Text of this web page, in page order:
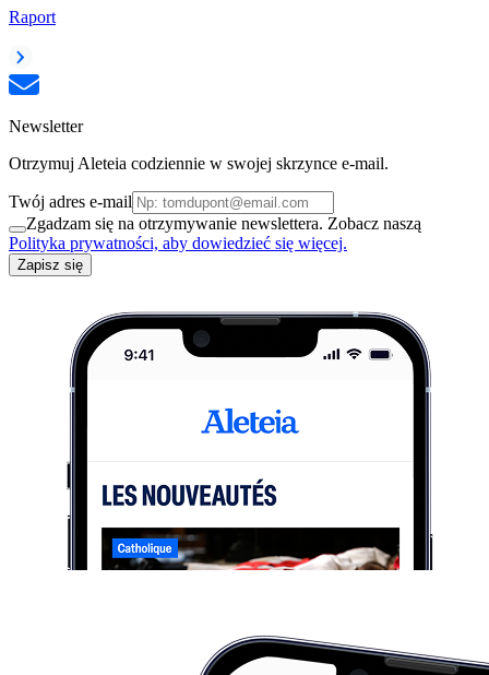
Raport
Newsletter
Otrzymuj Aleteia codziennie w swojej skrzynce e-mail.
Twój adres e-mail
Zgadzam się na otrzymywanie newslettera. Zobacz naszą
Polityka prywatności, aby dowiedzieć się więcej.
Zapisz się